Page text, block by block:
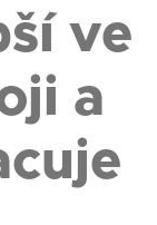
ve
a